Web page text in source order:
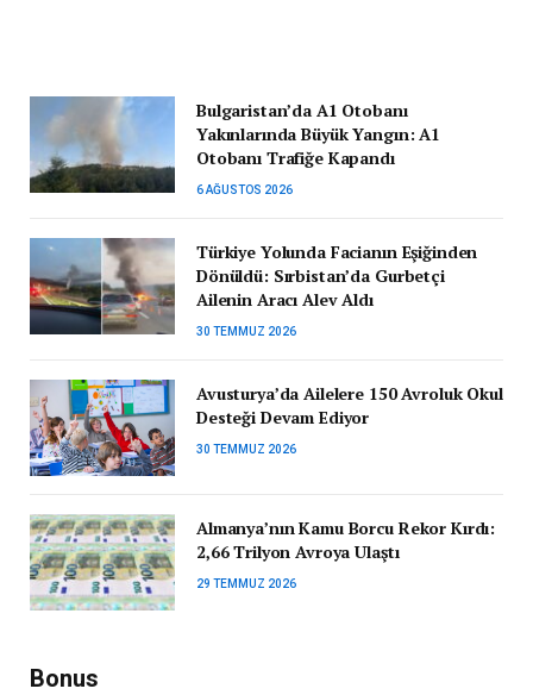
Bulgaristan’da A1 Otobanı
Yakınlarında Büyük Yangın: A1
Otobanı Trafiğe Kapandı
6 AĞUSTOS 2026
Türkiye Yolunda Facianın Eşiğinden
Dönüldü: Sırbistan’da Gurbetçi
Ailenin Aracı Alev Aldı
30 TEMMUZ 2026
Avusturya’da Ailelere 150 Avroluk Okul
Desteği Devam Ediyor
30 TEMMUZ 2026
Almanya’nın Kamu Borcu Rekor Kırdı:
2,66 Trilyon Avroya Ulaştı
29 TEMMUZ 2026
Bonus